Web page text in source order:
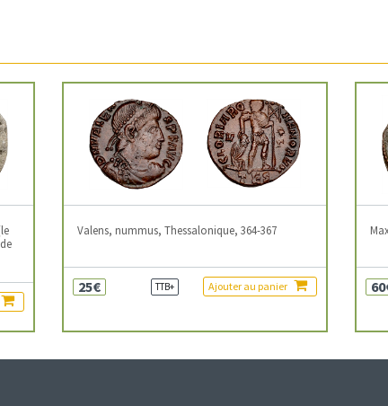
Valens, nummus, Thessalonique, 364-367
25€ TTB+ Ajouter au panier